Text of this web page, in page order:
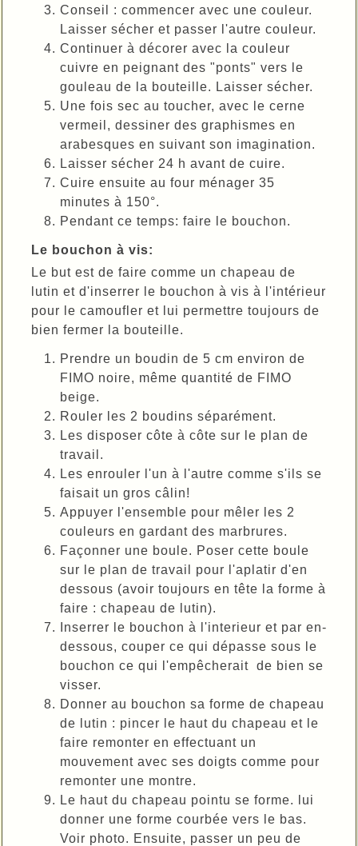
Conseil : commencer avec une couleur.
Laisser sécher et passer l'autre couleur.
Continuer à décorer avec la couleur
cuivre en peignant des "ponts" vers le
gouleau de la bouteille. Laisser sécher.
Une fois sec au toucher, avec le cerne
vermeil, dessiner des graphismes en
arabesques en suivant son imagination.
Laisser sécher 24 h avant de cuire.
Cuire ensuite au four ménager 35
minutes à 150°.
Pendant ce temps: faire le bouchon.
Le bouchon à vis:
Le but est de faire comme un chapeau de
lutin et d'inserrer le bouchon à vis à l'intérieur
pour le camoufler et lui permettre toujours de
bien fermer la bouteille.
Prendre un boudin de 5 cm environ de
FIMO noire, même quantité de FIMO
beige.
Rouler les 2 boudins séparément.
Les disposer côte à côte sur le plan de
travail.
Les enrouler l'un à l'autre comme s'ils se
faisait un gros câlin!
Appuyer l'ensemble pour mêler les 2
couleurs en gardant des marbrures.
Façonner une boule. Poser cette boule
sur le plan de travail pour l'aplatir d'en
dessous (avoir toujours en tête la forme à
faire : chapeau de lutin).
Inserrer le bouchon à l'interieur et par en-
dessous, couper ce qui dépasse sous le
bouchon ce qui l'empêcherait de bien se
visser.
Donner au bouchon sa forme de chapeau
de lutin : pincer le haut du chapeau et le
faire remonter en effectuant un
mouvement avec ses doigts comme pour
remonter une montre.
Le haut du chapeau pointu se forme. lui
donner une forme courbée vers le bas.
Voir photo. Ensuite, passer un peu de